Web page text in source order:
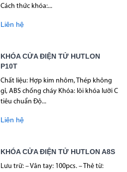
Cách thức khóa:...
Liên hệ
KHÓA CỬA ĐIỆN TỬ HUTLON
P10T
Chất liệu: Hợp kim nhôm, Thép không
gỉ, ABS chống cháy Khóa: lõi khóa lưỡi C
tiêu chuẩn Độ...
Liên hệ
KHÓA CỬA ĐIỆN TỬ HUTLON A8S
Lưu trữ: – Vân tay: 100pcs. – Thẻ từ: